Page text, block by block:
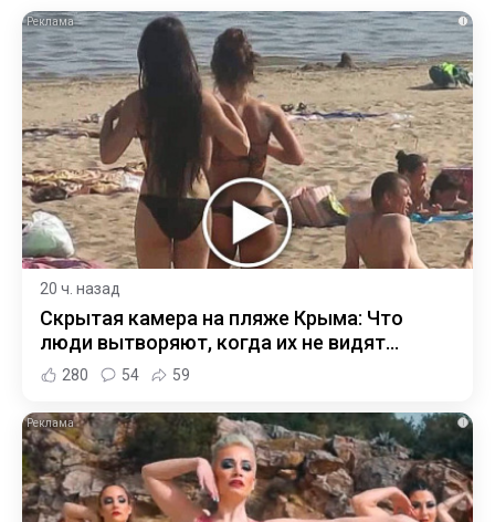
i
20 ч. назад
Скрытая камера на пляже Крыма: Что
люди вытворяют, когда их не видят...
280 54 59
i